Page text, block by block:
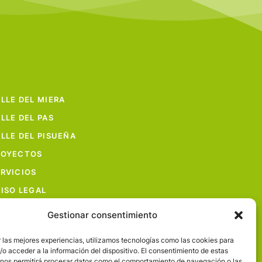
Gestionar consentimiento
las mejores experiencias, utilizamos tecnologías como las cookies para
o acceder a la información del dispositivo. El consentimiento de estas
DEL MIERA
DEL PAS
DEL PISUEÑA
LEGAL